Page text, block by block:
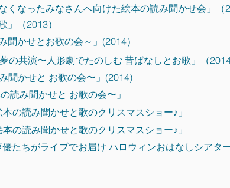
くなったみなさんへ向けた絵本の読み聞かせ会」（
」（2013）
聞かせとお歌の会～」(2014）
の共演〜人形劇でたのしむ 昔ばなしとお歌」（
聞かせと お歌の会〜」(2014)
読み聞かせと お歌の会〜」
の読み聞かせと歌のクリスマスショー♪」
の読み聞かせと歌のクリスマスショー♪」
優たちがライブでお届け ハロウィンおはなしシアタ